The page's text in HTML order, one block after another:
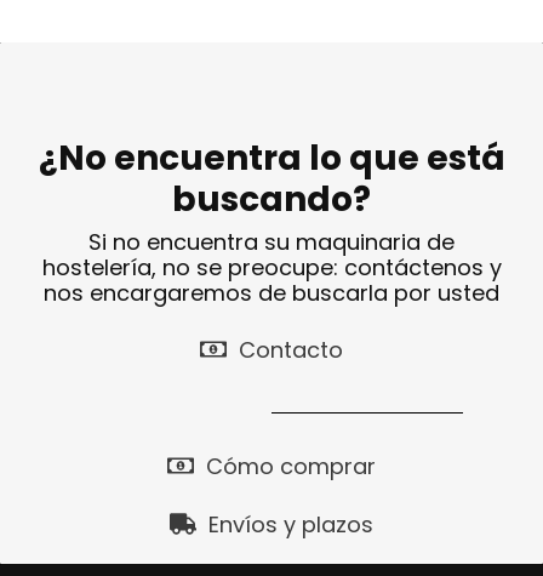
¿No encuentra lo que está
buscando?
Si no encuentra su maquinaria de
hostelería, no se preocupe: contáctenos y
nos encargaremos de buscarla por usted
Contacto
Cómo comprar
Envíos y plazos